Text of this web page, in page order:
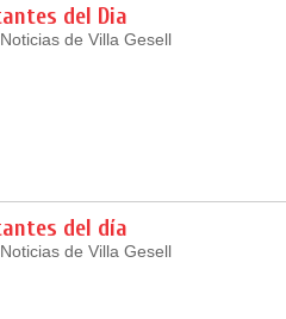
del Dia
de Villa Gesell
del día
de Villa Gesell